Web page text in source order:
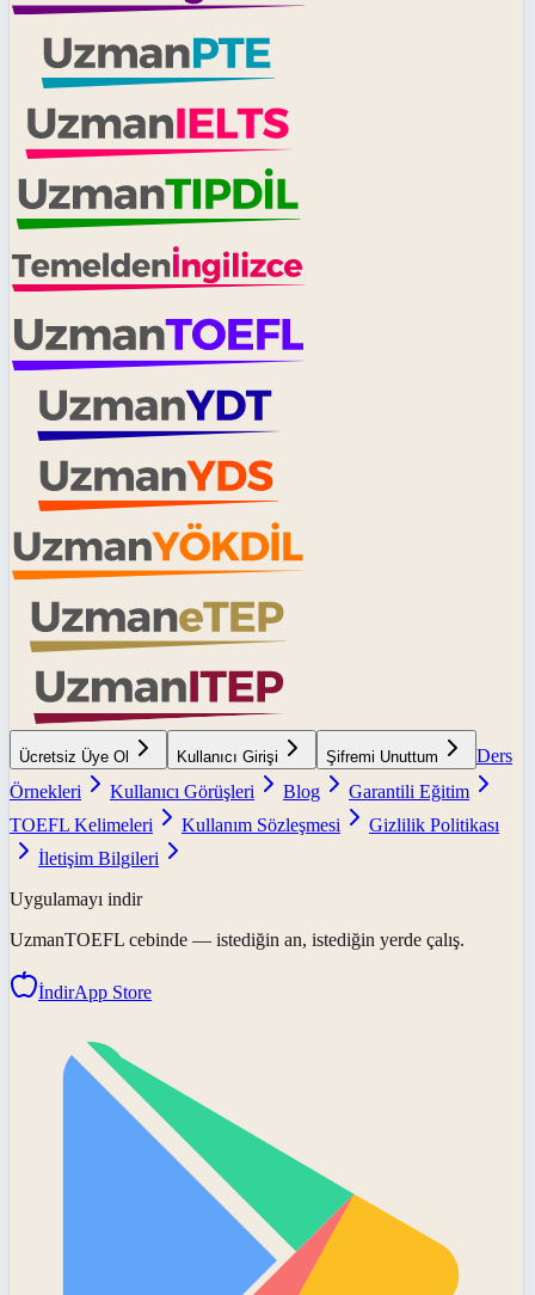
Ücretsiz Üye Ol Kullanıcı Girişi Şifremi Unuttum
Ders
Örnekleri
Kullanıcı Görüşleri Blog
Garantili Eğitim
TOEFL Kelimeleri
Kullanım Sözleşmesi
Gizlilik Politikası
İletişim Bilgileri
Uygulamayı indir
UzmanTOEFL cebinde — istediğin an, istediğin yerde çalış.
İndirApp Store